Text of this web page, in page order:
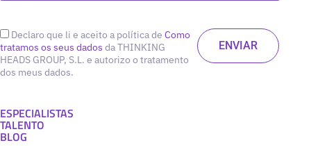
Declaro que li e aceito a política de Como
tratamos os seus dados da THINKING
HEADS GROUP, S.L. e autorizo o tratamento
dos meus dados.
ESPECIALISTAS
TALENTO
BLOG